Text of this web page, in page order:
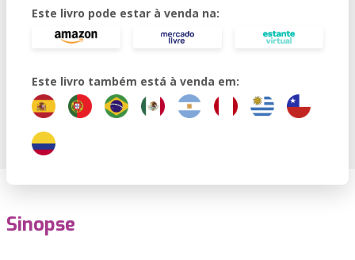
Este livro pode estar à venda na:
Este livro também está à venda em:
Sinopse